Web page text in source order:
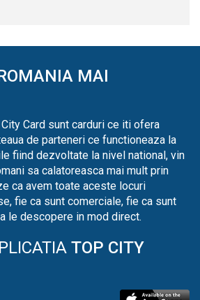
MAI
City Card sunt carduri ce iti ofera
de parteneri ce functioneaza la
fiind dezvoltate la nivel national, vin
sa calatoreasca mai mult prin
ca avem toate aceste locuri
fie ca sunt comerciale, fie ca sunt
le descopere in mod direct.
TOP CITY